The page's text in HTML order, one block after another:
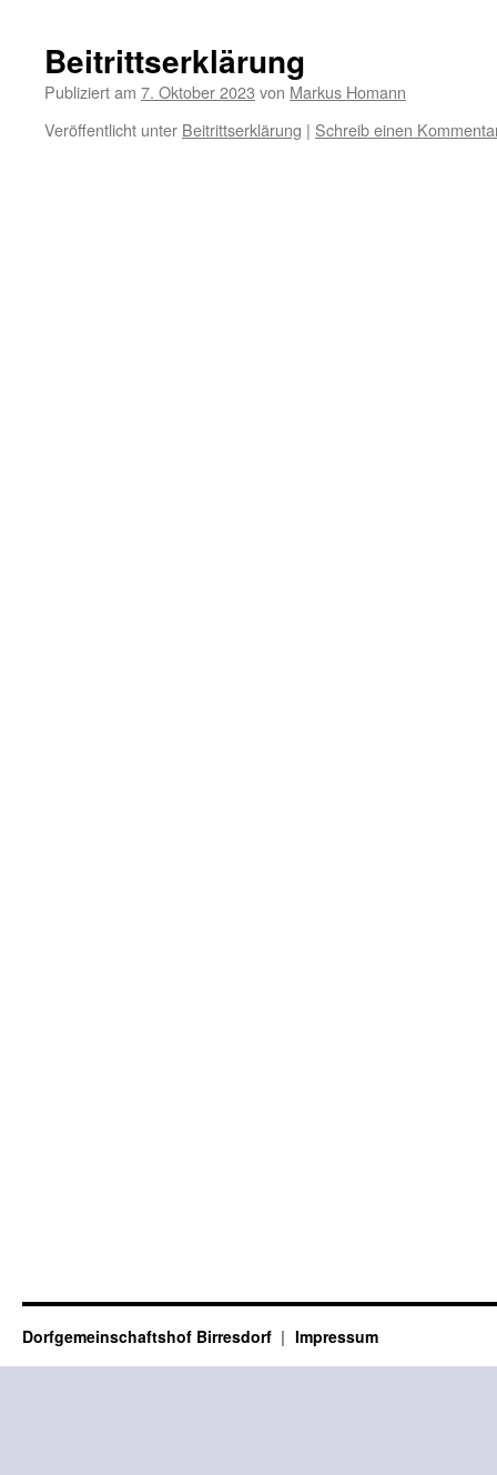
Beitrittserklärung
Publiziert am 7. Oktober 2023 von Markus Homann
Veröffentlicht unter Beitrittserklärung | Schreib einen
Dorfgemeinschaftshof Birresdorf Impressum